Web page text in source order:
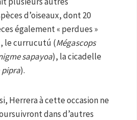
d’oiseaux, dont 20
également « perdues »
le currucutú (Mégascops
sapayoa), la cicadelle
pipra).
Herrera à cette occasion ne
dans d’autres